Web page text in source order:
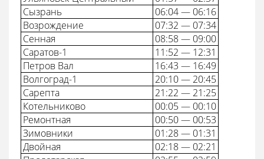
Сызрань
06:04 — 06:16
Возрождение
07:32 — 07:34
Сенная
08:58 — 09:00
Саратов-1
11:52 — 12:31
Петров Вал
16:43 — 16:49
Волгоград-1
20:10 — 20:45
Сарепта
21:22 — 21:25
Котельниково
00:05 — 00:10
Ремонтная
00:50 — 00:53
Зимовники
01:28 — 01:31
Двойная
02:18 — 02:21